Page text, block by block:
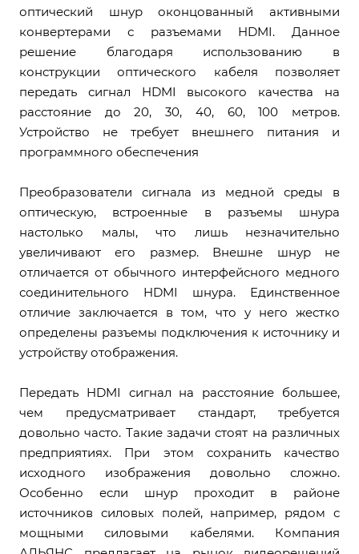
оптический шнур оконцованный активными
конвертерами с разъемами HDMI. Данное
решение благодаря использованию в
конструкции оптического кабеля позволяет
передать сигнал HDMI высокого качества на
расстояние до 20, 30, 40, 60, 100 метров.
Устройство не требует внешнего питания и
программного обеспечения
Преобразователи сигнала из медной среды в
оптическую, встроенные в разъемы шнура
настолько малы, что лишь незначительно
увеличивают его размер. Внешне шнур не
отличается от обычного интерфейсного медного
соединительного HDMI шнура. Единственное
отличие заключается в том, что у него жестко
определены разъемы подключения к источнику и
устройству отображения.
Передать HDMI сигнал на расстояние большее,
чем предусматривает стандарт, требуется
довольно часто. Такие задачи стоят на различных
предприятиях. При этом сохранить качество
исходного изображения довольно сложно.
Особенно если шнур проходит в районе
источников силовых полей, например, рядом с
мощными силовыми кабелями. Компания